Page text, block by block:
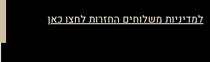
למדיניות משלוחים החזרות לחצו כאן